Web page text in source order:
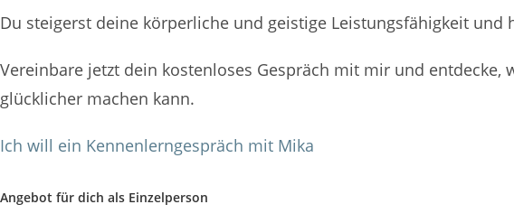
Du steigerst deine körperliche und geistige Leistungsfähigkeit und
Vereinbare jetzt dein kostenloses Gespräch mit mir und
glücklicher machen kann.
Ich will ein Kennenlerngespräch mit Mika
Angebot für dich als Einzelperson